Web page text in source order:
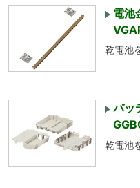
電池
乾電池
バッ
乾電池